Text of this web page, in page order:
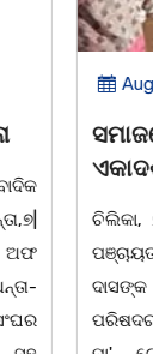
ଦାସଙ୍କ
ଶ୍ରଦ୍ଧା ସୁମନ
ବ୍ଲକ
ଗ୍ରାମ ନିବାସୀ
ଚିଲିକା ଆଞ୍ଚଳିକ
ପ୍ରମୋଦ କୁମାର